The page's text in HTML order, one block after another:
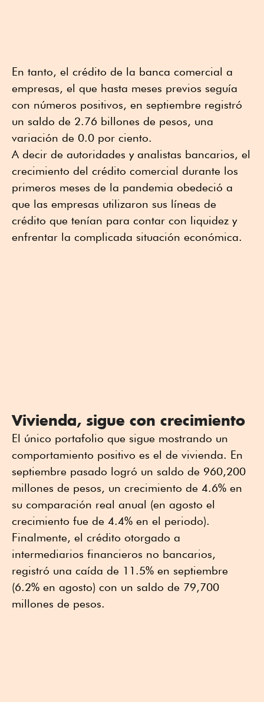
En tanto, el crédito de la banca comercial a
empresas, el que hasta meses previos seguía
con números positivos, en septiembre registró
un saldo de 2.76 billones de pesos, una
variación de 0.0 por ciento.
A decir de autoridades y analistas bancarios, el
crecimiento del crédito comercial durante los
primeros meses de la pandemia obedeció a
que las empresas utilizaron sus líneas de
crédito que tenían para contar con liquidez y
enfrentar la complicada situación económica.
Vivienda, sigue con crecimiento
El único portafolio que sigue mostrando un
comportamiento positivo es el de vivienda. En
septiembre pasado logró un saldo de 960,200
millones de pesos, un crecimiento de 4.6% en
su comparación real anual (en agosto el
crecimiento fue de 4.4% en el periodo).
Finalmente, el crédito otorgado a
intermediarios financieros no bancarios,
registró una caída de 11.5% en septiembre
(6.2% en agosto) con un saldo de 79,700
millones de pesos.